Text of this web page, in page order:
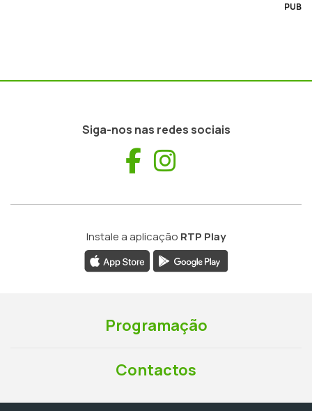
PUB
Siga-nos nas redes sociais
Facebook
Instale a aplicação RTP Play
Programação
Contactos